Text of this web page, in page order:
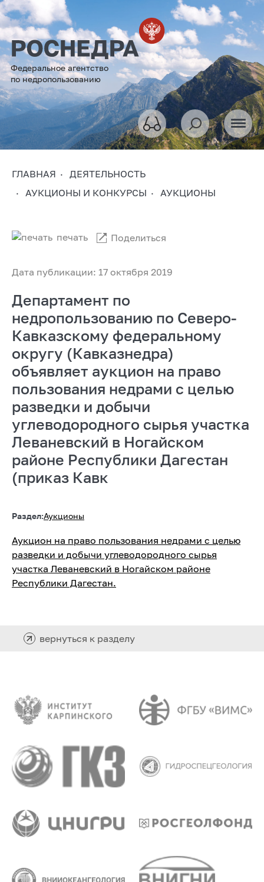
Федеральное агентство
по недропользованию
ГЛАВНАЯ
ДЕЯТЕЛЬНОСТЬ
АУКЦИОНЫ И КОНКУРСЫ
АУКЦИОНЫ
Дата публикации: 17 октября 2019
печать Поделиться
Департамент по
недропользованию по Северо-
Кавказскому федеральному
округу (Кавказнедра)
объявляет аукцион на право
пользования недрами с целью
разведки и добычи
углеводородного сырья участка
Леваневский в Ногайском
районе Республики Дагестан
(приказ Кавк
Раздел:Аукционы
Аукцион на право пользования недрами с целью
разведки и добычи углеводородного сырья
участка Леваневский в Ногайском районе
Республики Дагестан.
вернуться к разделу